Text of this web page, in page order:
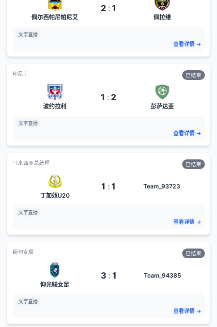
佩尔西帕尼帕尼艾
2 :1
佩拉维
文字直播
查看详情→
印尼丁 已结束
波约拉利
1 : 2
彭萨达亚
文字直播
查看详情→
马来西亚总统杯 已结束
丁加奴U20
1 :1 Team_93723
文字直播
查看详情→
缅甸女联 已结束
仰光联女足
3 : 1 Team_94385
文字直播
查看详情→